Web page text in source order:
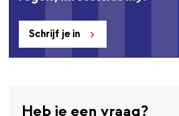
Schrijf je in
Heb je een vraag?